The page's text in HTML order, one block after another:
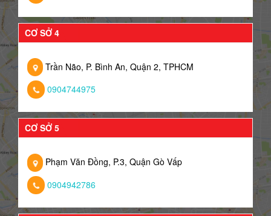
CƠ SỞ 4
Trần Não, P. Bình An, Quận 2, TPHCM
0904744975
CƠ SỞ 5
Phạm Văn Đồng, P.3, Quận Gò Vấp
0904942786